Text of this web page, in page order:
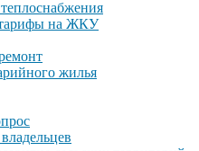
на ЖКУ
жилья